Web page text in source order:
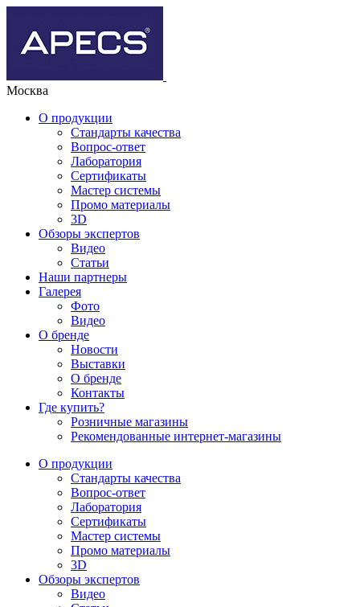
Москва
О продукции
Стандарты качества
Вопрос-ответ
Лаборатория
Сертификаты
Мастер системы
Промо материалы
3D
Обзоры экспертов
Видео
Статьи
Наши партнеры
Галерея
Фото
Видео
О бренде
Новости
Выставки
О бренде
Контакты
Где купить?
Розничные магазины
Рекомендованные интернет-магазины
О продукции
Стандарты качества
Вопрос-ответ
Лаборатория
Сертификаты
Мастер системы
Промо материалы
3D
Обзоры экспертов
Видео